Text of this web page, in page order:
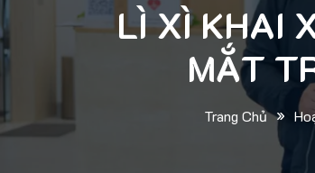
LÌ XÌ KHAI
MẮT
Trang Chủ »